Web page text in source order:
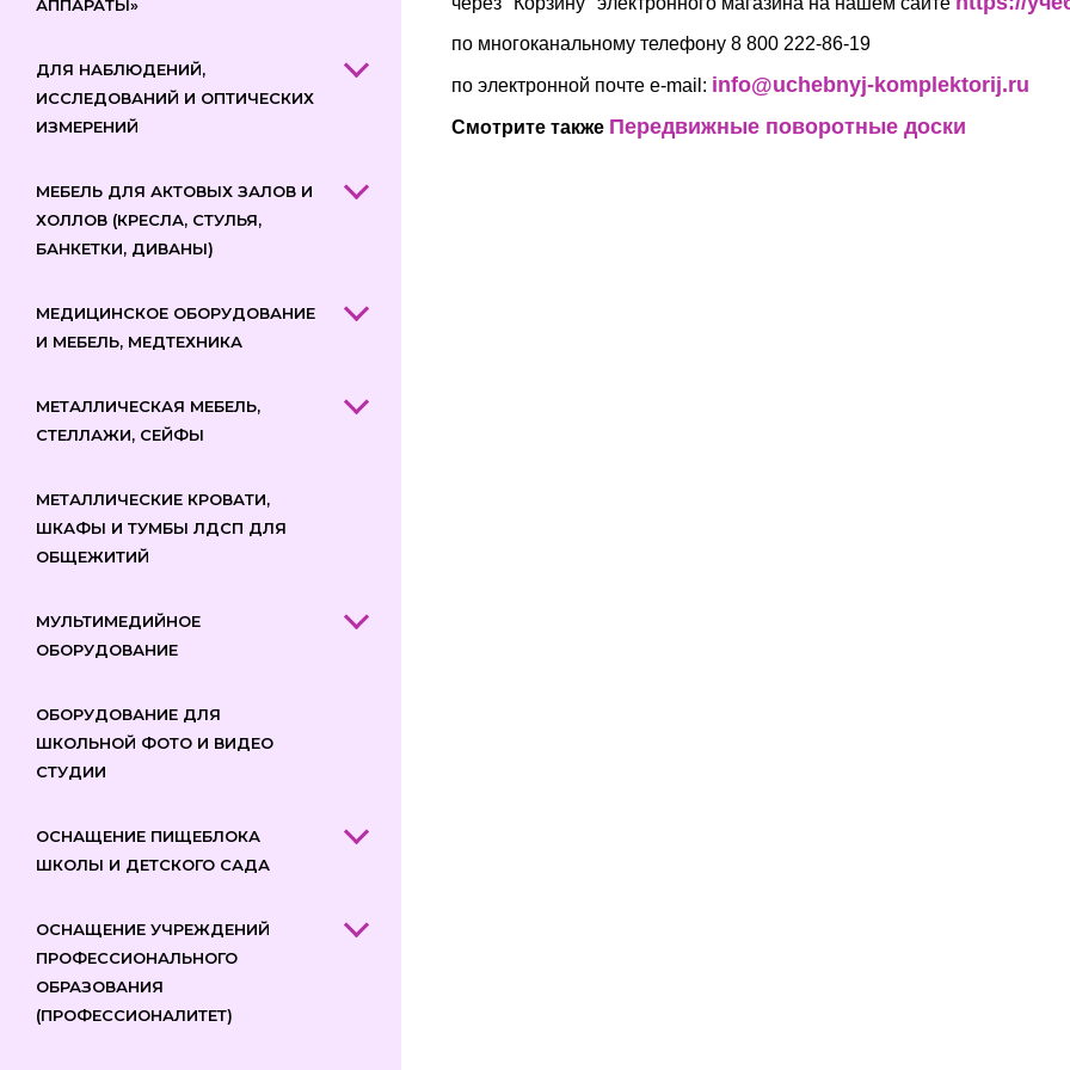
АППАРАТЫ»
ДЛЯ НАБЛЮДЕНИЙ,
ИССЛЕДОВАНИЙ И ОПТИЧЕСКИХ
ИЗМЕРЕНИЙ
МЕБЕЛЬ ДЛЯ АКТОВЫХ ЗАЛОВ И
ХОЛЛОВ (КРЕСЛА, СТУЛЬЯ,
БАНКЕТКИ, ДИВАНЫ)
МЕДИЦИНСКОЕ ОБОРУДОВАНИЕ
И МЕБЕЛЬ, МЕДТЕХНИКА
МЕТАЛЛИЧЕСКАЯ МЕБЕЛЬ,
СТЕЛЛАЖИ, СЕЙФЫ
МЕТАЛЛИЧЕСКИЕ КРОВАТИ,
ШКАФЫ И ТУМБЫ ЛДСП ДЛЯ
ОБЩЕЖИТИЙ
МУЛЬТИМЕДИЙНОЕ
ОБОРУДОВАНИЕ
ОБОРУДОВАНИЕ ДЛЯ
ШКОЛЬНОЙ ФОТО И ВИДЕО
СТУДИИ
ОСНАЩЕНИЕ ПИЩЕБЛОКА
ШКОЛЫ И ДЕТСКОГО САДА
ОСНАЩЕНИЕ УЧРЕЖДЕНИЙ
ПРОФЕССИОНАЛЬНОГО
ОБРАЗОВАНИЯ
(ПРОФЕССИОНАЛИТЕТ)
по многоканальному телефону 8 800 222-86-19
по электронной почте e-mail: info@uchebnyj-komplektorij.ru
Смотрите также Передвижные поворотные доски